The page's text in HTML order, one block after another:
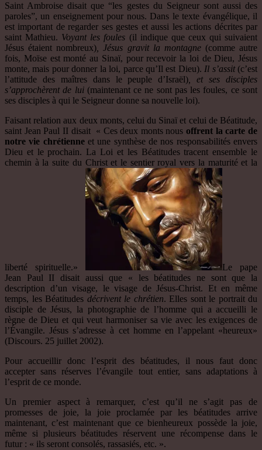
Saint Ambroise disait que “les gestes du Seigneur sont aussi des
paroles”, un enseignement pour nous. Dans le texte évangélique, il
est important de regarder ses gestes et aussi les actions décrites par
saint Mathieu. Voyant les foules (il indique que ceux qui suivaient
Jésus étaient nombreux) , Jésus gravit la montagne (comme autre
fois, Moïse est monté au Sinaï, pour recevoir la loi de Dieu, Jésus
monte, mais pour donner la loi, parce qu’Il est Dieu). Il s’assit (c’est
l’attitude des maîtres dans le peuple d’Israël) , et ses disciples
s’approchèrent de lui (maintenant ce ne sont pas les foules, ce sont
ses disciples à qui le Seigneur donne sa nouvelle loi).
Faisant relation aux deux monts, celui du Sinaï et celui de Béatitude,
saint Jean Paul II disait « Ces deux monts nousoffrent la carte de
notre vie chrétienneet une synthèse de nos responsabilités envers
Dieu et le prochain. La Loi et les Béatitudes tracent ensemble le
chemin à la suite du Christ et le sentier royal vers la maturité et la
liberté spirituelle.»
Le pape
Jean Paul II disait aussi que « les béatitudes ne sont que la
description d’un visage, le visage de Jésus-Christ. Et en même
temps, les Béatitudes décrivent le chrétien. Elles sont le portrait du
disciple de Jésus, la photographie de l’homme qui a accueilli le
règne de Dieu et qui veut harmoniser sa vie avec les exigences de
l’Évangile. Jésus s’adresse à cet homme en l’appelant «heureux»
(Discours. 25 juillet 2002).
Pour accueillir donc l’esprit des béatitudes, il nous faut donc
accepter sans réserves l’évangile tout entier, sans adaptations à
l’esprit de ce monde.
Un premier aspect à remarquer, c’est qu’il ne s’agit pas de
promesses de joie, la joie proclamée par les béatitudes arrive
maintenant, c’est maintenant que ce bienheureux possède la joie,
même si plusieurs béatitudes réservent une récompense dans le
futur : « ils seront consolés, rassasiés, etc. ».